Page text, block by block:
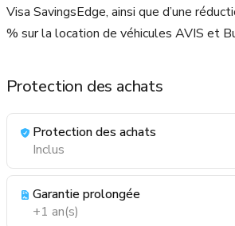
Visa SavingsEdge, ainsi que d’une
% sur la location de véhicules AVIS et
Protection des achats
Protection des achats
Inclus
Garantie prolongée
+1 an(s)